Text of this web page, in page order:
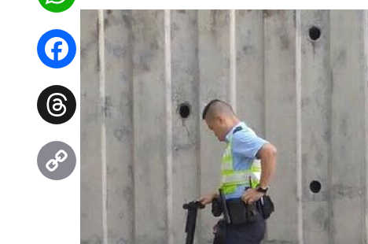
WhatsApp
Facebook
Threads